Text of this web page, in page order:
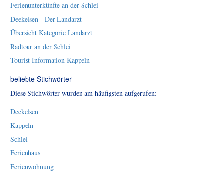
Ferienunterkünfte an der Schlei
Deekelsen - Der Landarzt
Übersicht Kategorie Landarzt
Radtour an der Schlei
Tourist Information Kappeln
beliebte Stichwörter
Diese Stichwörter wurden am häufigsten aufgerufen:
Deekelsen
Kappeln
Schlei
Ferienhaus
Ferienwohnung